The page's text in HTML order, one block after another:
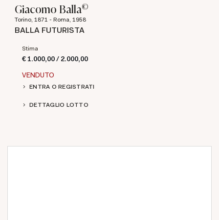
Giacomo Balla©
Torino, 1871 - Roma, 1958
BALLA FUTURISTA
Stima
€ 1.000,00 / 2.000,00
VENDUTO
ENTRA O REGISTRATI
DETTAGLIO LOTTO